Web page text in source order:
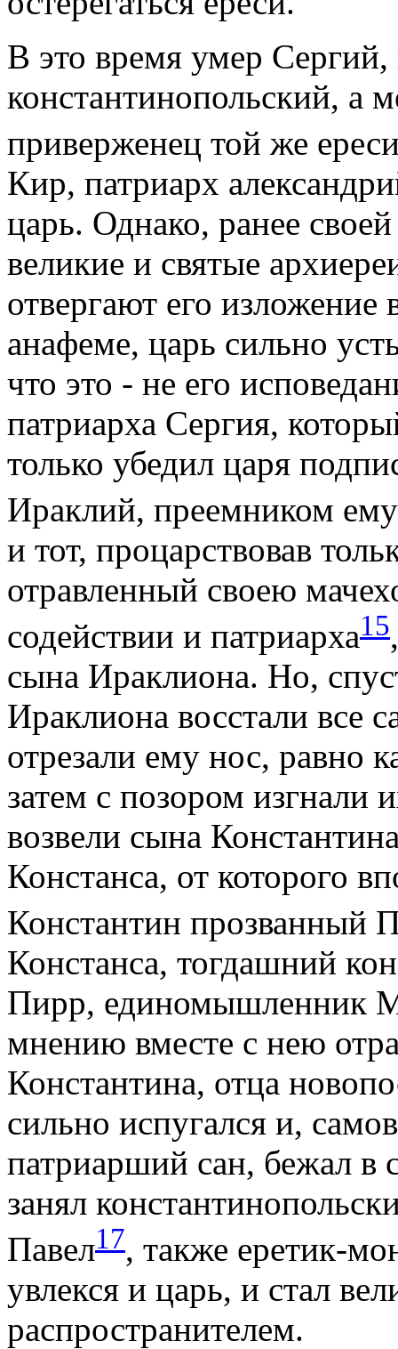
В это время умер Сергий,
константинопольский, а
приверженец той же
Кир, патриарх
царь. Однако, ранее
великие и святые
отвергают его
анафеме, царь сильно
что это - не его
патриарха Сергия,
только убедил царя
Ираклий, преемником
и тот, процарствовав
отравленный своею
содействии и патриарха15
сына Ираклиона. Но,
Ираклиона восстали все
отрезали ему нос, равно
затем с позором изгнали
возвели сына
Констанса, от которого
Константин прозванный
Констанса, тогдашний
Пирр, единомышленник
мнению вместе с нею
Константина, отца
сильно испугался и,
патриарший сан, бежал в
занял
Павел17, также еретик-
увлекся и царь, и стал
распространителем.